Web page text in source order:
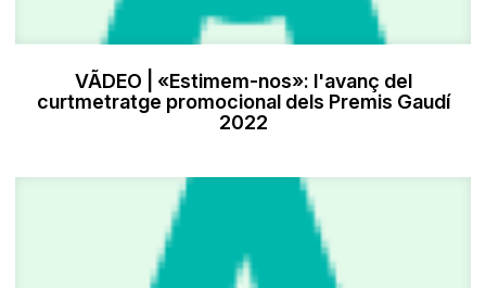
VÃDEO | «Estimem-nos»: l'avanç del
curtmetratge promocional dels Premis Gaudí
2022